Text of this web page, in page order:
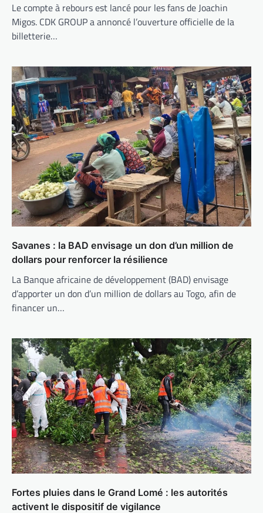
Le compte à rebours est lancé pour les fans de Joachin
Migos. CDK GROUP a annoncé l’ouverture officielle de la
billetterie…
Savanes : la BAD envisage un don d’un million de
dollars pour renforcer la résilience
La Banque africaine de développement (BAD) envisage
d’apporter un don d’un million de dollars au Togo, afin de
financer un…
Fortes pluies dans le Grand Lomé : les autorités
activent le dispositif de vigilance